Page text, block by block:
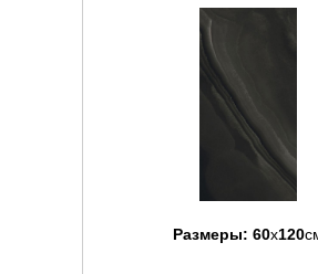
Размеры: 60x120